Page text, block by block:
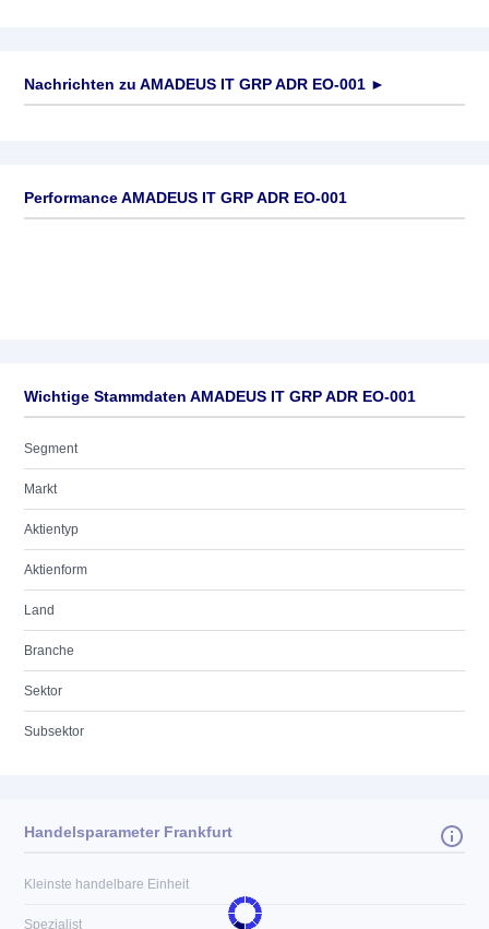
Nachrichten zu AMADEUS IT GRP ADR EO-001 ►
Performance AMADEUS IT GRP ADR EO-001
Wichtige Stammdaten AMADEUS IT GRP ADR EO-001
Segment
Markt
Aktientyp
Aktienform
Land
Branche
Sektor
Subsektor
Handelsparameter Frankfurt
Kleinste handelbare Einheit
Spezialist